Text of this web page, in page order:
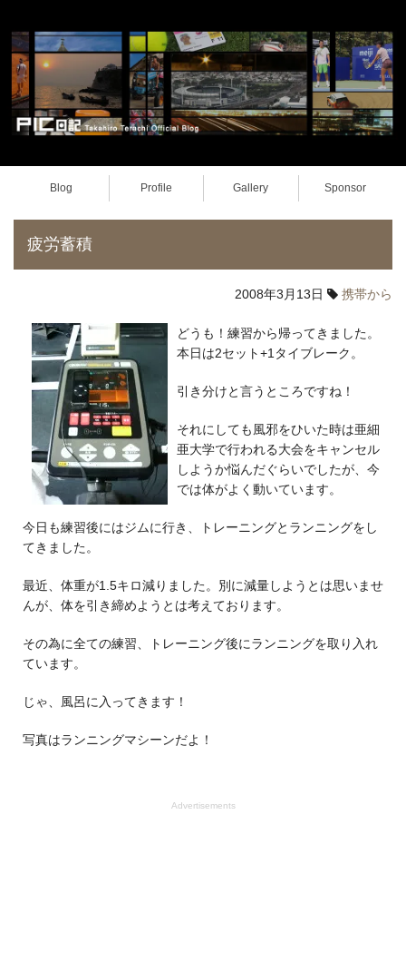
Blog Profile Gallery Sponsor
疲労蓄積
2008年3月13日 携帯から
どうも！練習から帰ってきました。
本日は2セット+1タイブレーク。
引き分けと言うところですね！
それにしても風邪をひいた時は亜細
亜大学で行われる大会をキャンセル
しようか悩んだぐらいでしたが、今
では体がよく動いています。
今日も練習後にはジムに行き、トレーニングとランニングをし
てきました。
最近、体重が1.5キロ減りました。別に減量しようとは思いませ
んが、体を引き締めようとは考えております。
その為に全ての練習、トレーニング後にランニングを取り入れ
ています。
じゃ、風呂に入ってきます！
写真はランニングマシーンだよ！
Advertisements